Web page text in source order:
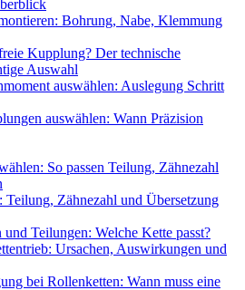
Bohrung, Nabe, Klemmung
Kupplung? Der technische
Auswahl
auswählen: Auslegung Schritt
auswählen: Wann Präzision
So passen Teilung, Zähnezahl
Teilung, Zähnezahl und Übersetzung
Teilungen: Welche Kette passt?
Ursachen, Auswirkungen und
bei Rollenketten: Wann muss eine